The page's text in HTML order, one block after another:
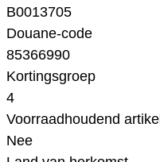
B0013705
Douane-code
85366990
Kortingsgroep
4
Voorraadhoudend artikel
Nee